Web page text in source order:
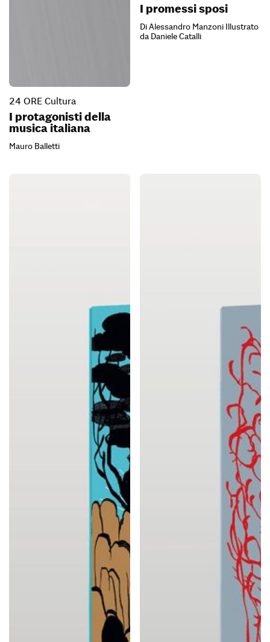
24 ORE Cultura
I protagonisti della
musica italiana
Mauro Balletti
I promessi sposi
Di Alessandro Manzoni Illustrato
da Daniele Catalli